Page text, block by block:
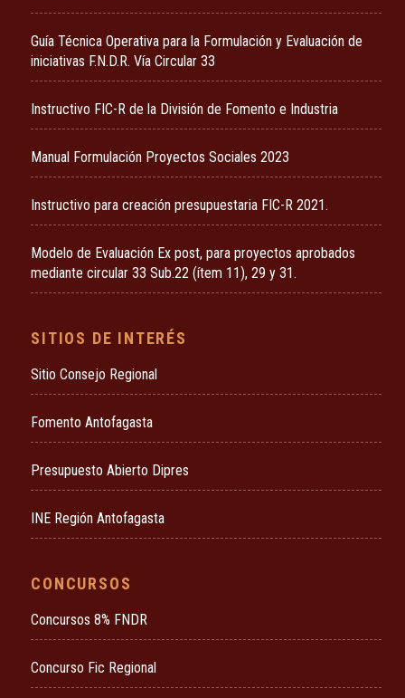
Guía Técnica Operativa para la Formulación y Evaluación de
iniciativas F.N.D.R. Vía Circular 33
Instructivo FIC-R de la División de Fomento e Industria
Manual Formulación Proyectos Sociales 2023
Instructivo para creación presupuestaria FIC-R 2021.
Modelo de Evaluación Ex post, para proyectos aprobados
mediante circular 33 Sub.22 (ítem 11), 29 y 31.
SITIOS DE INTERÉS
Sitio Consejo Regional
Fomento Antofagasta
Presupuesto Abierto Dipres
INE Región Antofagasta
CONCURSOS
Concursos 8% FNDR
Concurso Fic Regional